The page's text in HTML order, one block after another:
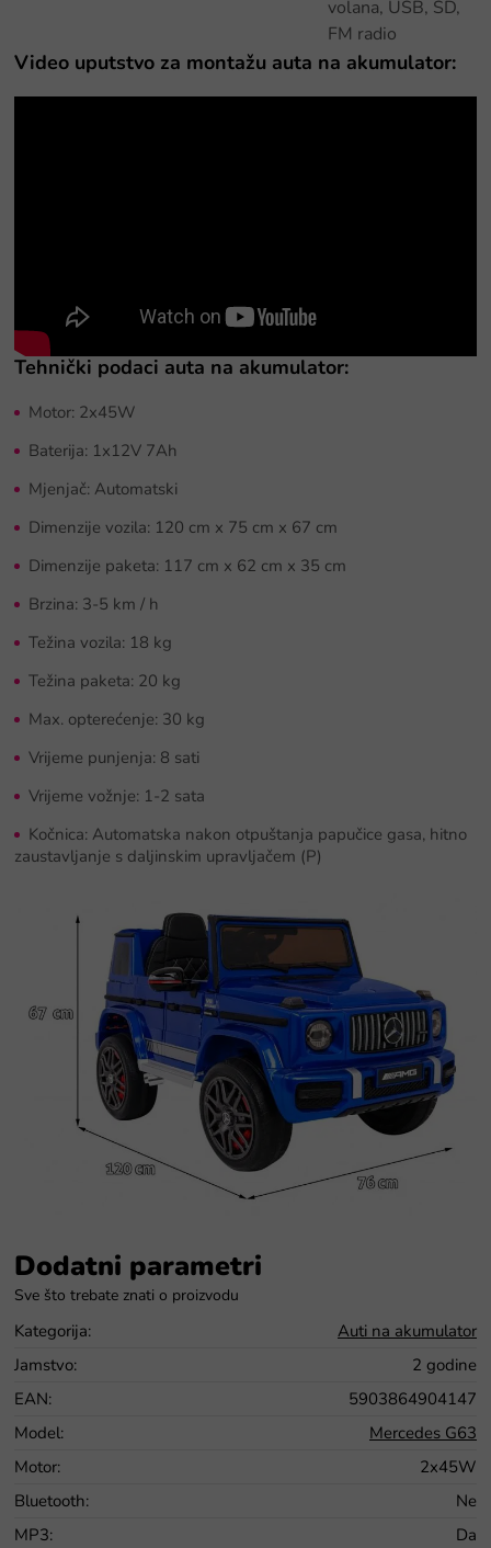
volana, USB, SD,
FM radio
Video uputstvo za montažu auta na akumulator:
Tehnički podaci auta na akumulator:
Motor: 2x45W
Baterija: 1x12V 7Ah
Mjenjač: Automatski
Dimenzije vozila: 120 cm x 75 cm x 67 cm
Dimenzije paketa: 117 cm x 62 cm x 35 cm
Brzina: 3-5 km / h
Težina vozila: 18 kg
Težina paketa: 20 kg
Max. opterećenje: 30 kg
Vrijeme punjenja: 8 sati
Vrijeme vožnje: 1-2 sata
Kočnica: Automatska nakon otpuštanja papučice gasa, hitno
zaustavljanje s daljinskim upravljačem (P)
Dodatni parametri
Kategorija:
Auti na akumulator
Jamstvo:
2 godine
EAN:
5903864904147
Model:
Mercedes G63
Motor:
2x45W
Bluetooth:
Ne
MP3:
Da